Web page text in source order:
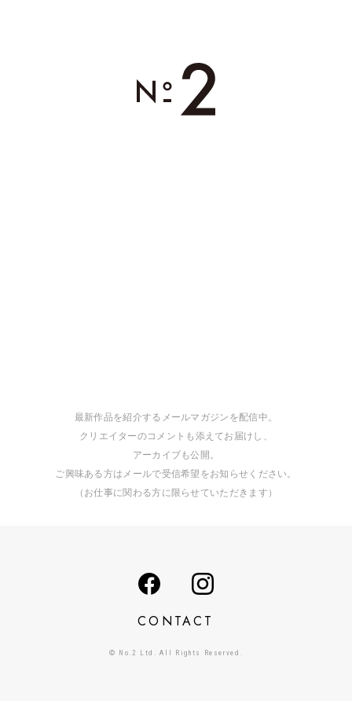
最新作品を紹介するメールマガジンを配信中。
クリエイターのコメントも添えてお届けし、
アーカイブも公開。
ご興味ある方はメールで受信希望をお知らせください。
（お仕事に関わる方に限らせていただきます）
CONTACT
© No.2 Ltd. All Rights Reserved.